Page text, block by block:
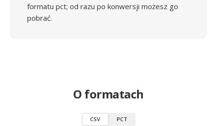
formatu pct; od razu po konwersji możesz go
pobrać.
O formatach
CSV PCT